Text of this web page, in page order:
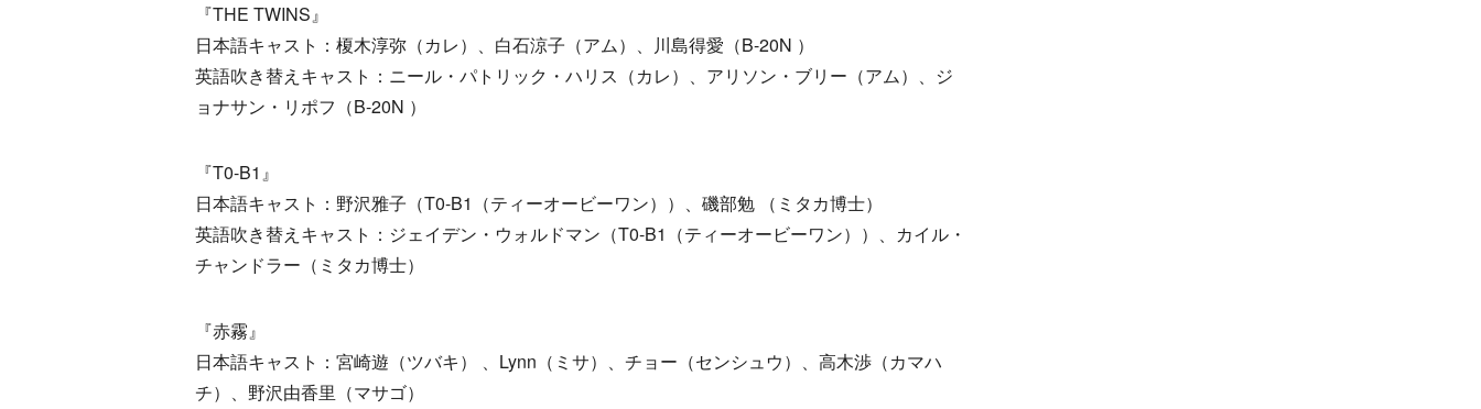
『THE TWINS』
日本語キャスト：榎木淳弥（カレ）、白石涼子（アム）、川島得愛（B-20N ）
英語吹き替えキャスト：ニール・パトリック・ハリス（カレ）、アリソン・ブリー（アム）、ジ
ョナサン・リポフ（B-20N ）
『T0-B1』
日本語キャスト：野沢雅子（T0-B1（ティーオービーワン））、磯部勉 （ミタカ博士）
英語吹き替えキャスト：ジェイデン・ウォルドマン（T0-B1（ティーオービーワン））、カイル・
チャンドラー（ミタカ博士）
『赤霧』
日本語キャスト：宮崎遊（ツバキ） 、Lynn（ミサ）、チョー（センシュウ）、高木渉（カマハ
チ）、野沢由香里（マサゴ）